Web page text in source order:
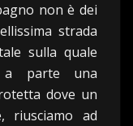
non è dei
strada
sulla quale
a parte una
dove un
riusciamo ad